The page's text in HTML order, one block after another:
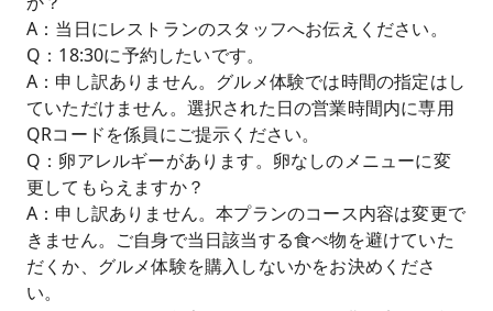
A：当日にレストランのスタッフへお伝えください。
Q：18:30に予約したいです。
A：申し訳ありません。グルメ体験では時間の指定はし
ていただけません。選択された日の営業時間内に専用
QRコードを係員にご提示ください。
Q：卵アレルギーがあります。卵なしのメニューに変
更してもらえますか？
A：申し訳ありません。本プランのコース内容は変更で
きません。ご自身で当日該当する食べ物を避けていた
だくか、グルメ体験を購入しないかをお決めくださ
い。